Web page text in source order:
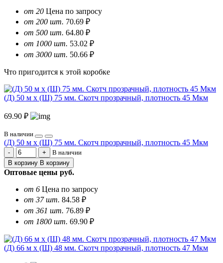
от 20 Цена по запросу
от 200 шт. 70.69 ₽
от 500 шт. 64.80 ₽
от 1000 шт. 53.02 ₽
от 3000 шт. 50.66 ₽
Что пригодится к этой коробке
(Д) 50 м х (Ш) 75 мм. Скотч прозрачный, плотность 45 Мкм
69.90 ₽
В наличии
(Д) 50 м х (Ш) 75 мм. Скотч прозрачный, плотность 45 Мкм
В наличии
В корзину В корзину
Оптовые цены руб.
от 6 Цена по запросу
от 37 шт. 84.58 ₽
от 361 шт. 76.89 ₽
от 1800 шт. 69.90 ₽
(Д) 66 м х (Ш) 48 мм. Скотч прозрачный, плотность 47 Мкм